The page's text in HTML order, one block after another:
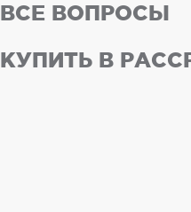
ВСЕ ВОПРОСЫ
КУПИТЬ В